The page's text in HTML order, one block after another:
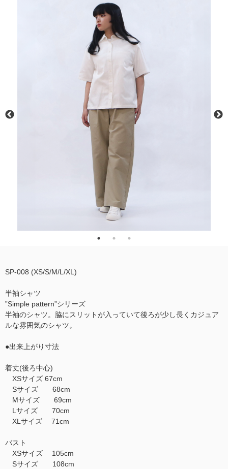
SP-008 (XS/S/M/L/XL)
半袖シャツ
”Simple pattern”シリーズ
半袖のシャツ。脇にスリットが入っていて後ろが少し長くカジュア
ルな雰囲気のシャツ。
●出来上がり寸法
着丈(後ろ中心)
XSサイズ 67cm
Sサイズ 68cm
Mサイズ 69cm
Lサイズ 70cm
XLサイズ 71cm
バスト
XSサイズ 105cm
Sサイズ 108cm